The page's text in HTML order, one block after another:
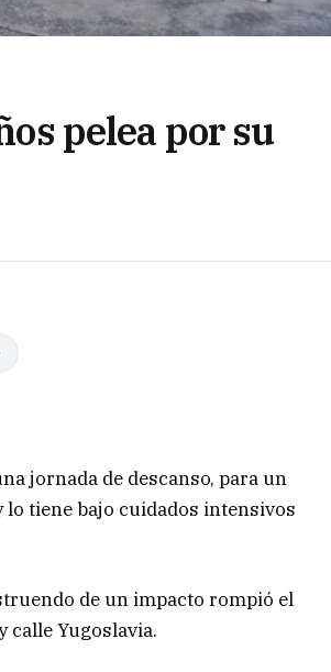
pelea por su
jornada de descanso, para un
lo tiene bajo cuidados intensivos
de un impacto rompió el
calle Yugoslavia.